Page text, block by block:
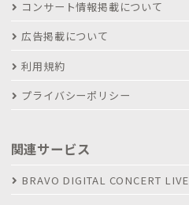
コンサート情報掲載について
広告掲載について
利用規約
プライバシーポリシー
関連サービス
BRAVO DIGITAL CONCERT LIVE